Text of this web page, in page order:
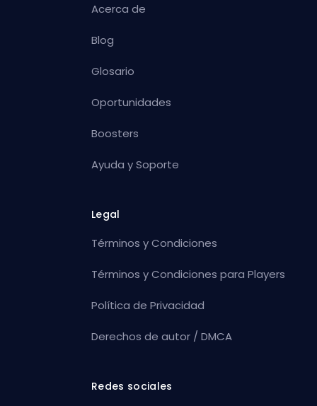
Acerca de
Blog
Glosario
Oportunidades
Boosters
Ayuda y Soporte
Legal
Términos y Condiciones
Términos y Condiciones para Players
Política de Privacidad
Derechos de autor / DMCA
Redes sociales